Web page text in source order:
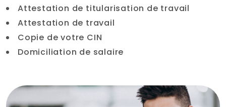
Attestation de titularisation de travail
Attestation de travail
Copie de votre CIN
Domiciliation de salaire